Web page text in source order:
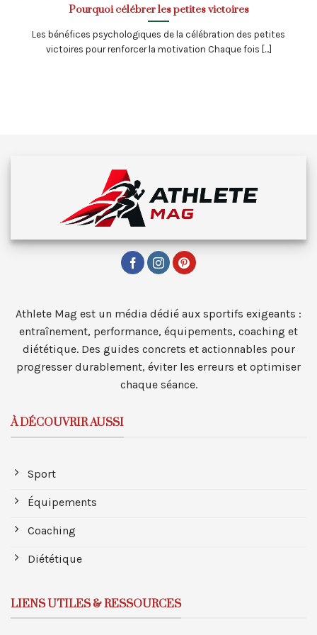
Pourquoi célébrer les petites victoires
Les bénéfices psychologiques de la célébration des petites
victoires pour renforcer la motivation Chaque fois [...]
Athlete Mag est un média dédié aux sportifs exigeants :
entraînement, performance, équipements, coaching et
diététique. Des guides concrets et actionnables pour
progresser durablement, éviter les erreurs et optimiser
chaque séance.
À DÉCOUVRIR AUSSI
Sport
Équipements
Coaching
Diététique
LIENS UTILES & RESSOURCES